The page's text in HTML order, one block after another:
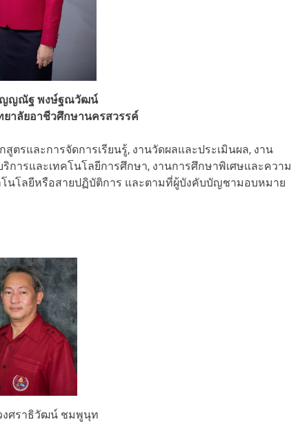
ญญณัฐ พงษ์ฐณวัฒน์
ยาลัยอาชีวศึกษานครสวรรค์
ตรและการจัดการเรียนรู้, งานวัดผลและประเมินผล, งาน
ารและเทคโนโลยีการศึกษา, งานการศึกษาพิเศษและความ
นโลยีหรือสายปฏิบัติการ และตามที่ผู้บังคับบัญชามอบหมาย
ศราธิวัฒน์ ชมพูนุท